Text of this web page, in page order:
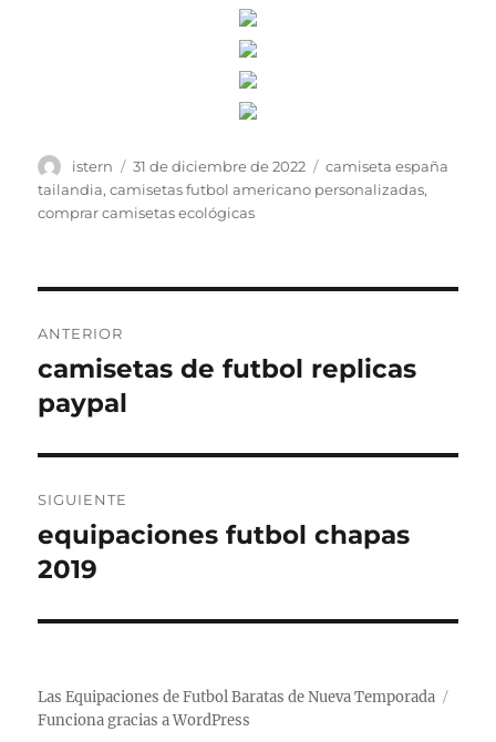
Autor
istern
Publicado
el
31 de diciembre de 2022 Etiquetas
camiseta españa
tailandia,camisetas futbol americano personalizadas,
comprar camisetas ecológicas
de
entradas
ANTERIOR
Entrada
anterior:
camisetas de futbol replicas
paypal
SIGUIENTE
Entrada
siguiente:
equipaciones futbol chapas
2019
Las Equipaciones de Futbol Baratas de Nueva Temporada
Funciona gracias a WordPress